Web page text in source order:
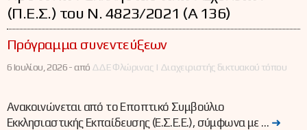
(Π.Ε.Σ.) του Ν. 4823/2021 (Α΄ 136)
Πρόγραμμα συνεντεύξεων
6 Ιουλίου, 2026 -από ΔΔΕ Φλώρινας | Διαχειριστής δικτυακού τόπου
Ανακοινώνεται από το Εποπτικό Συμβούλιο
Εκκλησιαστικής Εκπαίδευσης (Ε.Σ.Ε.Ε.), σύμφωνα με … ➜